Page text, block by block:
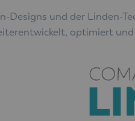
Designs und der Linden-
optimiert und